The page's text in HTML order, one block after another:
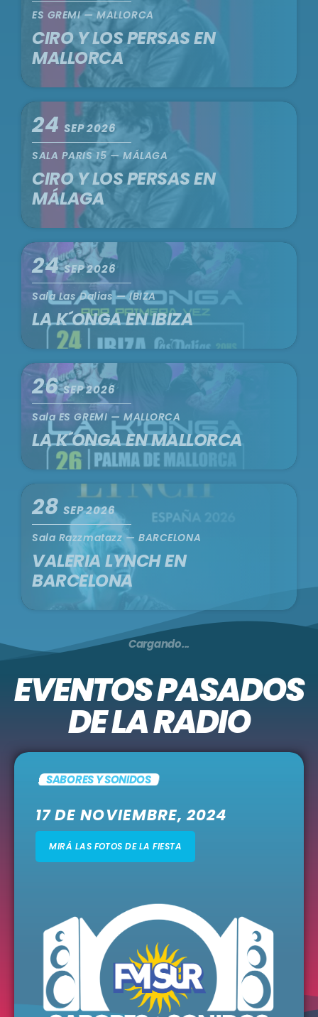
ES GREMI — MALLORCA
CIRO Y LOS PERSAS EN
MALLORCA
24 SEP 2026
SALA PARIS 15 — MÁLAGA
CIRO Y LOS PERSAS EN
MÁLAGA
24 SEP 2026
Sala Las Dalias — IBIZA
LA K´ONGA EN IBIZA
26 SEP 2026
Sala ES GREMI — MALLORCA
LA K´ONGA EN MALLORCA
28 SEP 2026
Sala Razzmatazz — BARCELONA
VALERIA LYNCH EN
BARCELONA
30 SEP 2026
Sala Repvblicca — VALENCIA
VALERIA LYNCH EN VALENCIA
30 SEP 2026
LA K´ONGA EN BARCELONA
Sala Moon — VALENCIA
LA K´ONGA EN VALENCIA
02 OCT 2026